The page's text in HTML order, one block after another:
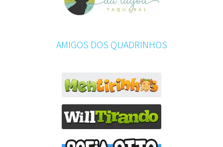
AMIGOS DOS QUADRINHOS